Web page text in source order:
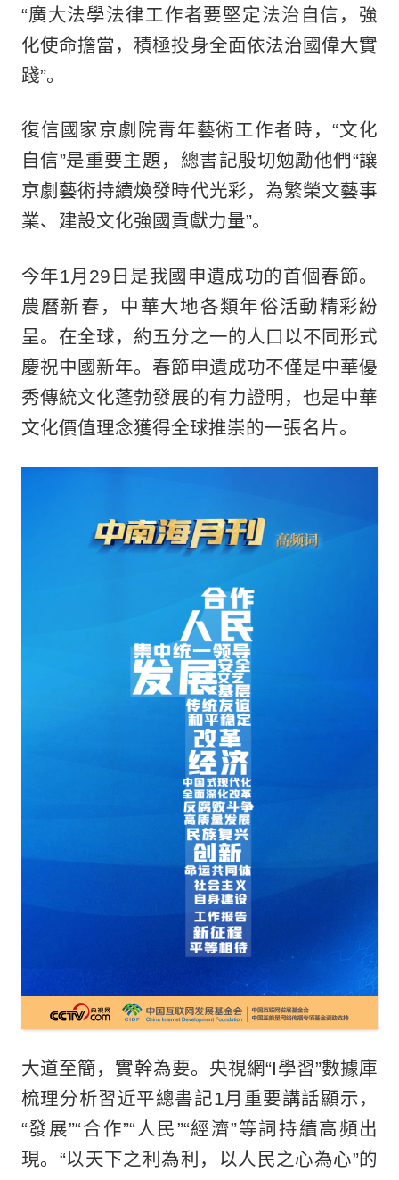
“廣大法學法律工作者要堅定法治自信，強
化使命擔當，積極投身全面依法治國偉大實
踐”。
復信國家京劇院青年藝術工作者時，“文化
自信”是重要主題，總書記殷切勉勵他們“讓
京劇藝術持續煥發時代光彩，為繁榮文藝事
業、建設文化強國貢獻力量”。
今年1月29日是我國申遺成功的首個春節。
農曆新春，中華大地各類年俗活動精彩紛
呈。在全球，約五分之一的人口以不同形式
慶祝中國新年。春節申遺成功不僅是中華優
秀傳統文化蓬勃發展的有力證明，也是中華
文化價值理念獲得全球推崇的一張名片。
大道至簡，實幹為要。央視網“I學習”數據庫
梳理分析習近平總書記1月重要講話顯示，
“發展”“合作”“人民”“經濟”等詞持續高頻出
現。“以天下之利為利，以人民之心為心”的